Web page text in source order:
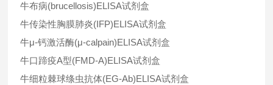
牛布病(brucellosis)ELISA试剂盒
牛传染性胸膜肺炎(IFP)ELISA试剂盒
牛μ-钙激活酶(μ-calpain)ELISA试剂盒
牛口蹄疫A型(FMD-A)ELISA试剂盒
牛细粒棘球绦虫抗体(EG-Ab)ELISA试剂盒